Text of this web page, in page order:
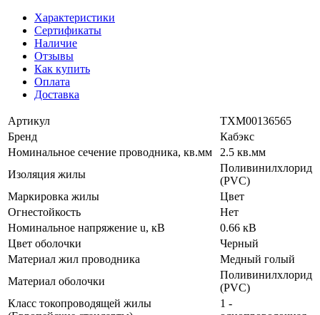
Характеристики
Сертификаты
Наличие
Отзывы
Как купить
Оплата
Доставка
Артикул
ТХМ00136565
Бренд
Кабэкс
Номинальное сечение проводника, кв.мм
2.5 кв.мм
Изоляция жилы
Поливинилхлорид
(PVC)
Маркировка жилы
Цвет
Огнестойкость
Нет
Номинальное напряжение u, кВ
0.66 кВ
Цвет оболочки
Черный
Материал жил проводника
Медный голый
Материал оболочки
Поливинилхлорид
(PVC)
Класс токопроводящей жилы
1 -